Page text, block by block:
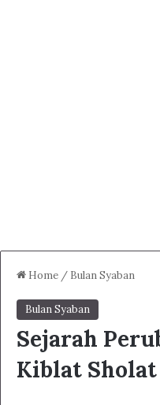
Home / Bulan Syaban
Bulan Syaban
Sejarah
Kiblat Sholat